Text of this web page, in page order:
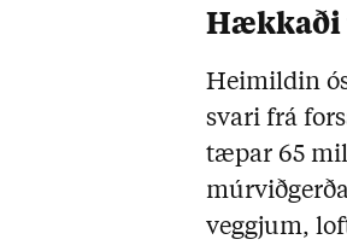
Hækkaði
Heimildin
svari frá
tæpar 65
veggjum,